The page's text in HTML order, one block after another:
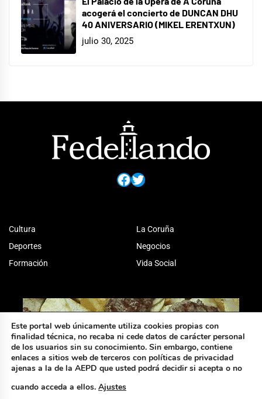
acogerá el concierto de DUNCAN DHU
40 ANIVERSARIO (MIKEL ERENTXUN)
julio 30, 2025
Facebook
Twitter
Cultura
Deportes
Formación
La Coruña
Negocios
Vida Social
Este portal web únicamente utiliza cookies propias con
finalidad técnica, no recaba ni cede datos de carácter personal
de los usuarios sin su conocimiento. Sin embargo, contiene
enlaces a sitios web de terceros con políticas de privacidad
ajenas a la de la AEPD que usted podrá decidir si acepta o no
cuando acceda a ellos. Ajustes